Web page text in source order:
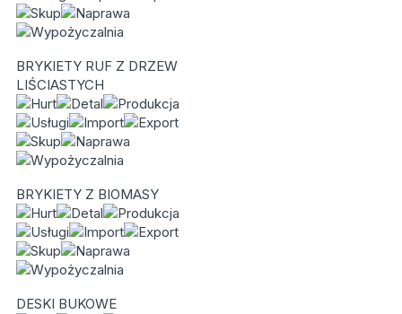
BRYKIETY RUF Z DRZEW
LIŚCIASTYCH
BRYKIETY Z BIOMASY
DESKI BUKOWE